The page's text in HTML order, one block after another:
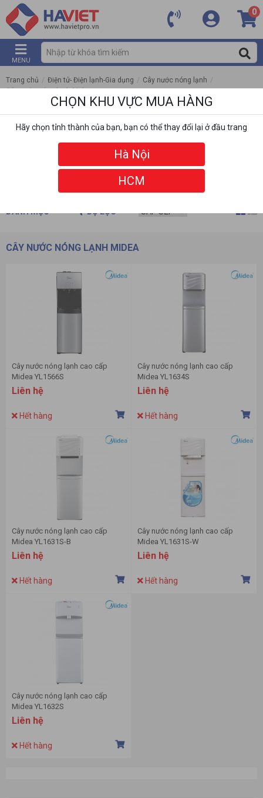
0
MENU
Trang chủ / Điện tử- Điện lạnh-Gia dụng / Cây nước nóng lạnh /
Cây nước nóng lạnh Midea
DANH MỤC BỘ LỌC
CÂY NƯỚC NÓNG LẠNH MIDEA
Cây nước nóng lạnh cao cấp
Midea YL1566S
Liên hệ
Hết hàng
Cây nước nóng lạnh cao cấp
Midea YL1634S
Liên hệ
Hết hàng
Cây nước nóng lạnh cao cấp
Midea YL1631S-B
Liên hệ
Hết hàng
Cây nước nóng lạnh cao cấp
Midea YL1631S-W
Liên hệ
Hết hàng
Cây nước nóng lạnh cao cấp
Midea YL1632S
Liên hệ
Hết hàng
CHỌN KHU VỰC MUA HÀNG
Hãy chọn tỉnh thành của bạn, bạn có thể thay đổi lại ở đầu trang
Hà Nội
HCM